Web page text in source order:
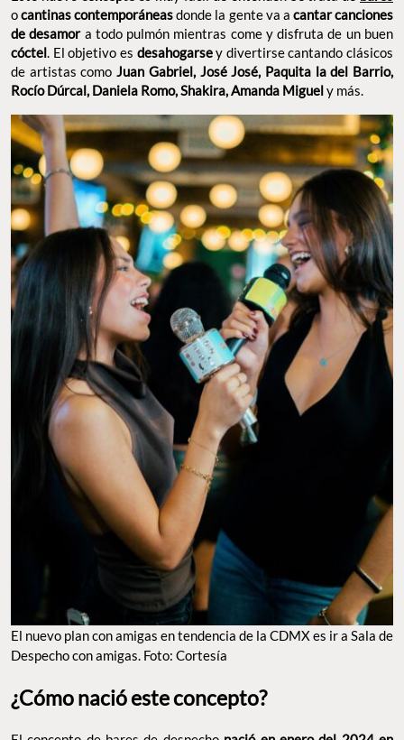
canciones de desamora todo pulmón mientras come y disfruta
de un buen cóctel. El objetivo esdesahogarsey divertirse
cantando clásicos de artistas comoJuan Gabriel, José José,
Paquita la del Barrio, Rocío Dúrcal, Daniela Romo, Shakira,
Amanda Miguely más.
EL NUEVO PLAN CON AMIGAS EN TENDENCIA DE LA CDMX ES IR A SALA DE
DESPECHO CON AMIGAS. FOTO: CORTESÍA
¿Cómo nació este concepto?
Guadalajara,conla original ‘Sala de Despecho’